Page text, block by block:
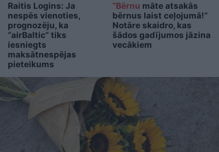
Raitis Logins: Ja
nespēs vienoties,
prognozēju, ka
“airBaltic” tiks
iesniegts
maksātnespējas
pieteikums
“Bērnu māte atsakās
bērnus laist ceļojumā!”
Notāre skaidro, kas
šādos gadījumos jāzina
vecākiem